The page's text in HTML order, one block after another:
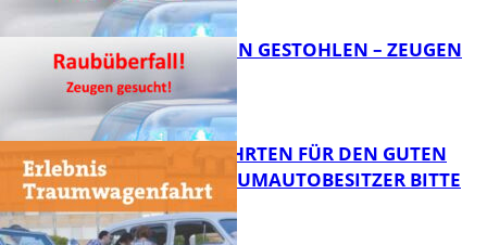
FB News
TEURE KETTEN GESTOHLEN – ZEUGEN
GESUCHT!
SPENDENFAHRTEN FÜR DEN GUTEN
ZWECK – TRAUMAUTOBESITZER BITTE
MELDEN!